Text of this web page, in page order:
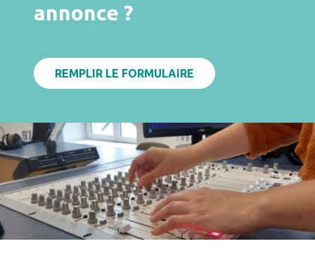
annonce ?
REMPLIR LE FORMULAIRE